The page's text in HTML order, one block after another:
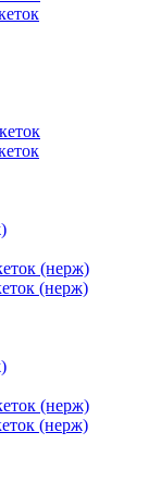
(нерж)
(нерж)
(нерж)
(нерж)